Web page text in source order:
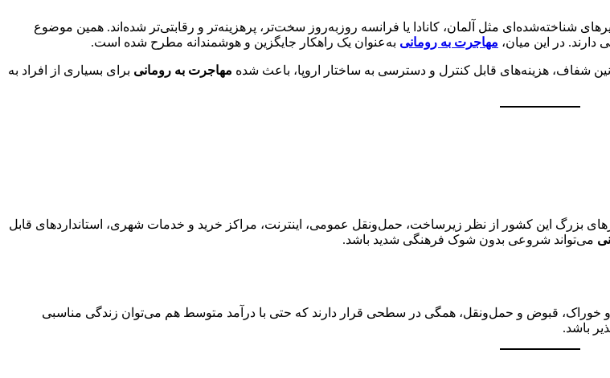
مثل آلمان، کانادا یا فرانسه روزبه‌روز سخت‌تر، پرهزینه‌تر و رقابتی‌تر شده‌اند. همین موضوع
دارند. در این میان، مهاجرت به رومانی به‌عنوان یک راهکار جایگزین و هوشمندانه مطرح شده است.
شفاف، هزینه‌های قابل کنترل و دسترسی به ساختار اروپا، باعث شده مهاجرت به رومانی برای بسیاری از افراد به
بزرگ این کشور از نظر زیرساخت، حمل‌ونقل عمومی، اینترنت، مراکز خرید و خدمات شهری، استانداردهای قابل
می‌تواند شروعی بدون شوک فرهنگی شدید باشد.
و خوراک، قبوض و حمل‌ونقل، همگی در سطحی قرار دارند که حتی با درآمد متوسط هم می‌توان زندگی مناسبی
باشد.